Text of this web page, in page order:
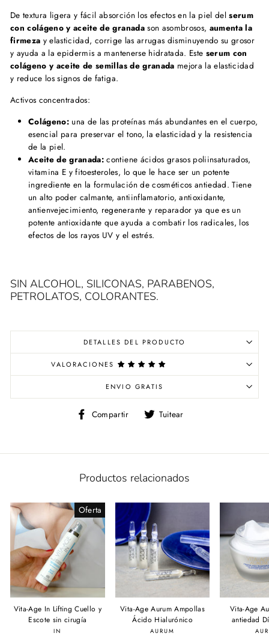
De textura ligera y fácil absorción los efectos en la piel delserum
con colágeno y aceite de granadason asombrosos, aumenta la
firmeza y elasticidad, corrige las arrugas disminuyendo su grosor
y ayuda a la epidermis a mantenerse hidratada. Este serum con
colágeno y aceite de semillas de granada mejora la elasticidad
y reduce los signos de fatiga.
Activos concentrados:
Colágeno: una de las proteínas más abundantes en el cuerpo,
esencial para preservar el tono, la elasticidad y la resistencia
de la piel.
Aceite de granada: contiene ácidos grasos poliinsaturados,
vitamina E y fitoesteroles, lo que le hace ser un potente
ingrediente en la formulación de cosméticos antiedad. Tiene
un alto poder calmante, antiinflamatorio, antioxidante,
antienvejecimiento, regenerante y reparador ya que es un
potente antioxidante que ayuda a combatir los radicales, los
efectos de los rayos UV y el estrés.
SIN ALCOHOL, SILICONAS, PARABENOS,
PETROLATOS, COLORANTES.
DETALLES DEL PRODUCTO
VALORACIONES
ENVIO GRATIS
Compartir
Compartir
Tuitear
Productos relacionados
Oferta
Vita-Age In Lifting Cuello y
Escote sin cirugía
IN
Vita-Age Aurum Ampollas
Ácido Hialurónico
AURUM
Vita-Age
antiedad